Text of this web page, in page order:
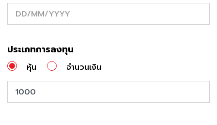
ประเภทการลงทุน
หุ้น จำนวนเงิน